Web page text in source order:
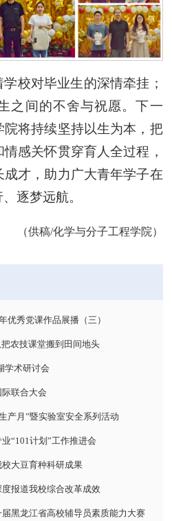
校对毕业生的深情牵挂；
之间的不舍与祝愿。下一
将持续坚持以生为本，把
感关怀贯穿育人全过程，
才，助力广大青年学子在
逐梦远航。
（供稿/化学与分子工程学院）
优秀党课作品展播（三）
农技课堂搬到田间地头
学术研讨会
联合大会
产月”暨实验室安全系列活动
“101计划”工作推进会
大豆育种科研成果
度报道我校综合改革成效
黑龙江省高校辅导员素质能力大赛